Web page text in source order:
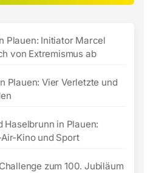
Plauen: Initiator Marcel
von Extremismus ab
Plauen: Vier Verletzte und
Haselbrunn in Plauen:
Kino und Sport
zum 100. Jubiläum